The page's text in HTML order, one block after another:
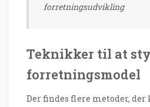
forretningsudvikling
Teknikker til at
forretningsmodel
Der findes flere metoder,